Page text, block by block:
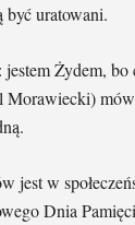
być uratowani.
Żydem, bo
jest w
Dnia